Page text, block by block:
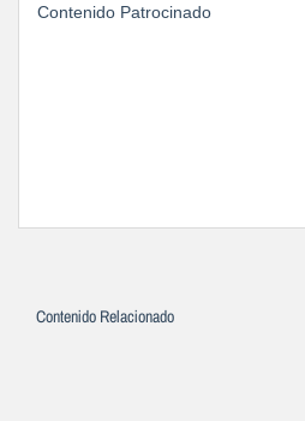
Contenido Patrocinado
Contenido Relacionado